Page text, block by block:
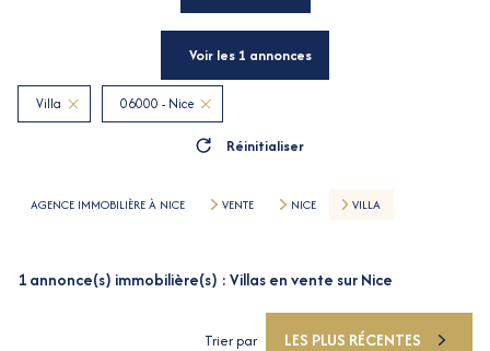
Voir les 1 annonces
Villa 06000 - Nice
Réinitialiser
AGENCE IMMOBILIÈRE À NICE VENTE NICE VILLA
1annonce(s) immobilière(s) : Villas en vente sur Nice
Trier par LES PLUS RÉCENTES